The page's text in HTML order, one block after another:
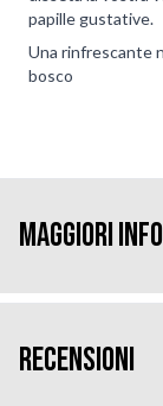
papille gustative.
Una rinfrescante
bosco
Maggiori
Recensioni